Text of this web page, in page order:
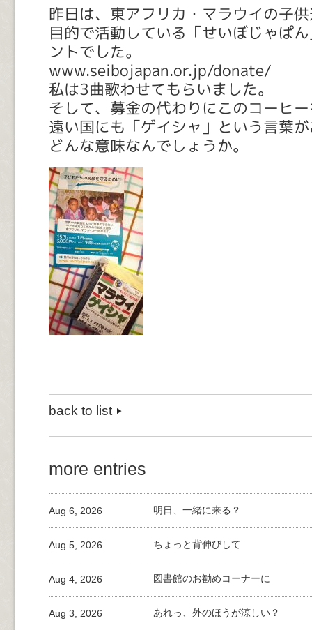
昨日は、東アフリカ・マラウイの子
目的で活動している「せいぼじゃぱ
ントでした。
www.seibojapan.or.jp/donate/
私は3曲歌わせてもらいました。
そして、募金の代わりにこのコーヒ
遠い国にも「ゲイシャ」という言葉
どんな意味なんでしょうか。
back to list
more entries
明日、一緒に来る？
Aug 6, 2026
ちょっと背伸びして
Aug 5, 2026
図書館のお勧めコーナーに
Aug 4, 2026
あれっ、外のほうが涼しい？
Aug 3, 2026